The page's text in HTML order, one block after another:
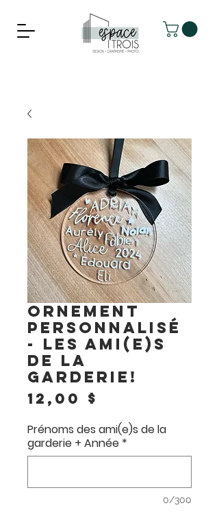
Ornement
personnalisé
- Les ami(e)s
de la
garderie!
12,00 $
Prénoms des ami(e)s de la
garderie + Année *
0/300